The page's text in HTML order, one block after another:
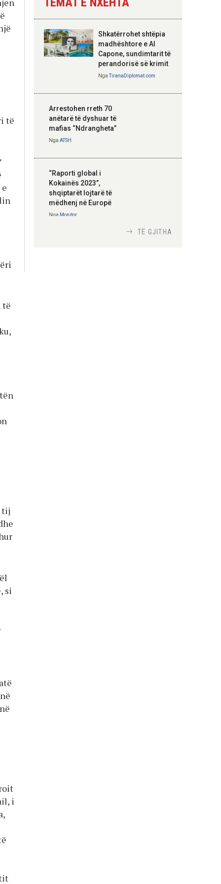
të
të
tij
si
i
Hoxha takim me
zyrtarë të lartë të
DASH: Angazhim i
përbashkët për
strategjik
Shkatërrohet shtëpia
madhështore e Al
Capone, sundimtarit të
perandorisë së krimit
NgaTiranaDiplomat.com
Arrestohen rreth 70
anëtarë të dyshuar të
mafias “Ndrangheta”
Nga ATSH
“Raporti global i
Kokainës 2023”,
shqiptarët lojtarë të
mëdhenj në Europë
Nga Monitor
TË GJITHA